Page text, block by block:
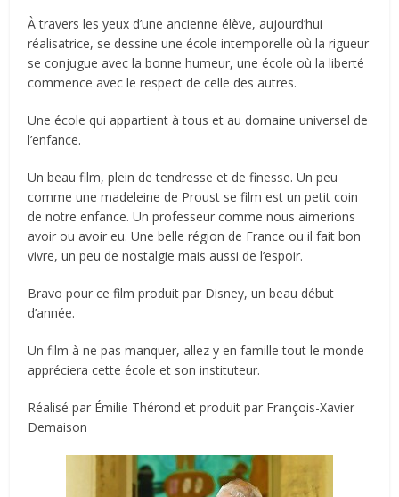
À travers les yeux d’une ancienne élève, aujourd’hui
réalisatrice, se dessine une école intemporelle où la rigueur
se conjugue avec la bonne humeur, une école où la liberté
commence avec le respect de celle des autres.
Une école qui appartient à tous et au domaine universel de
l’enfance.
Un beau film, plein de tendresse et de finesse. Un peu
comme une madeleine de Proust se film est un petit coin
de notre enfance. Un professeur comme nous aimerions
avoir ou avoir eu. Une belle région de France ou il fait bon
vivre, un peu de nostalgie mais aussi de l’espoir.
Bravo pour ce film produit par Disney, un beau début
d’année.
Un film à ne pas manquer, allez y en famille tout le monde
appréciera cette école et son instituteur.
Réalisé par Émilie Thérond et produit par François-Xavier
Demaison